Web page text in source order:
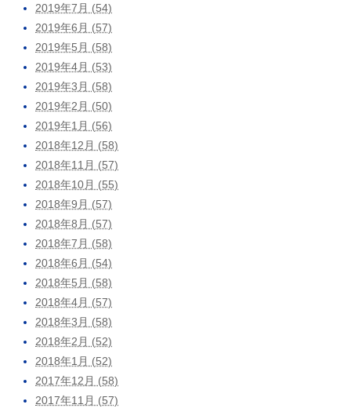
2019年7月 (54)
2019年6月 (57)
2019年5月 (58)
2019年4月 (53)
2019年3月 (58)
2019年2月 (50)
2019年1月 (56)
2018年12月 (58)
2018年11月 (57)
2018年10月 (55)
2018年9月 (57)
2018年8月 (57)
2018年7月 (58)
2018年6月 (54)
2018年5月 (58)
2018年4月 (57)
2018年3月 (58)
2018年2月 (52)
2018年1月 (52)
2017年12月 (58)
2017年11月 (57)